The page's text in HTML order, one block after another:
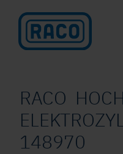
RACO
148970